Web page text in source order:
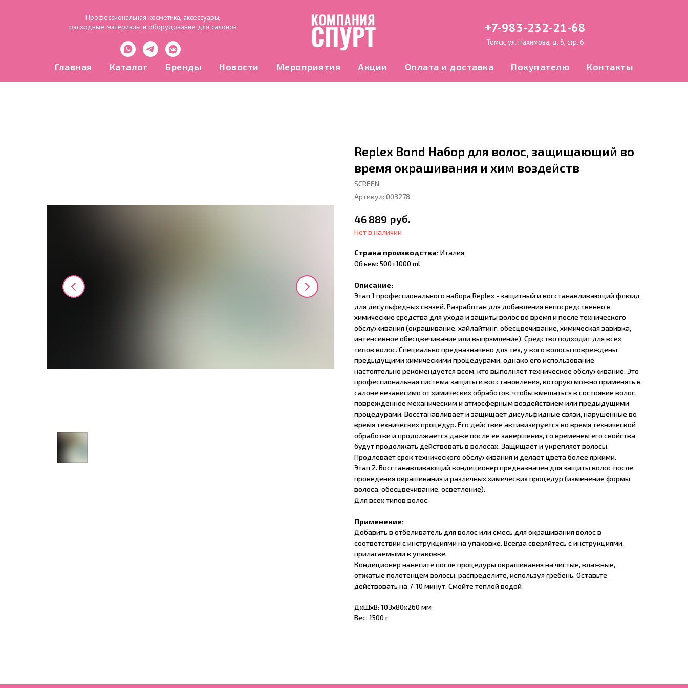
Профессиональная косметика, аксессуары,
расходные материалы и оборудование для салонов
+7-983-232-21-68
Томск, ул. Нахимова, д. 8, стр. 6
Главная Каталог Бренды Новости Мероприятия Акции Оплата и доставка Покупателю Контакты
Replex Bond Набор для волос, защищающий во
время окрашивания и хим воздейств
SCREEN
Артикул: 003278
46 889 руб.
Нет в наличии
Страна производства:Италия
Объем: 500+1000 ml
Описание:
Этап 1 профессионального набора Replex - защитный и восстанавливающий флюид
для дисульфидных связей. Разработан для добавления непосредственно в
химические средства для ухода и защиты волос во время и после технического
обслуживания (окрашивание, хайлайтинг, обесцвечивание, химическая завивка,
интенсивное обесцвечивание или выпрямление). Средство подходит для всех
типов волос. Специально предназначено для тех, у кого волосы повреждены
предыдущими химическими процедурами, однако его использование
настоятельно рекомендуется всем, кто выполняет техническое обслуживание. Это
профессиональная система защиты и восстановления, которую можно применять в
салоне независимо от химических обработок, чтобы вмешаться в состояние волос,
поврежденное механическим и атмосферным воздействием или предыдущими
процедурами. Восстанавливает и защищает дисульфидные связи, нарушенные во
время технических процедур. Его действие активизируется во время технической
обработки и продолжается даже после ее завершения, со временем его свойства
будут продолжать действовать в волосах. Защищает и укрепляет волосы.
Продлевает срок технического обслуживания и делает цвета более яркими.
Этап 2. Восстанавливающий кондиционер предназначен для защиты волос после
проведения окрашивания и различных химических процедур (изменение формы
волоса, обесцвечивание, осветление).
Для всех типов волос.
Применение:
Добавить в отбеливатель для волос или смесь для окрашивания волос в
соответствии с инструкциями на упаковке. Всегда сверяйтесь с инструкциями,
прилагаемыми к упаковке.
Кондиционер нанесите после процедуры окрашивания на чистые, влажные,
отжатые полотенцем волосы, распределите, используя гребень. Оставьте
действовать на 7-10 минут. Смойте теплой водой
ДxШxВ: 103x80x260 мм
Вес: 1500 г